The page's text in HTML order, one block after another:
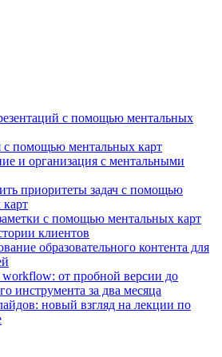
с помощью ментальных
с помощью ментальных карт
и организация с ментальными
приоритеты задач с помощью
с помощью ментальных карт
клиентов
образовательного контента для
от пробной версии до
инструмента за два месяца
новый взгляд на лекции по